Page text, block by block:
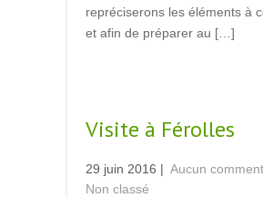
repréciserons les éléments à
et afin de préparer au […]
Visite à Férolles
29 juin 2016 | Aucun
Non classé